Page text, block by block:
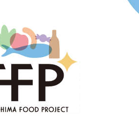
会員募集
参画企業一覧